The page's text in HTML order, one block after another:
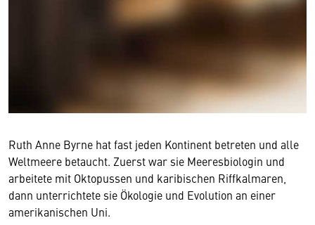
Ruth Anne Byrne hat fast jeden Kontinent betreten und alle
Weltmeere betaucht. Zuerst war sie Meeresbiologin und
arbeitete mit Oktopussen und karibischen Riffkalmaren,
dann unterrichtete sie Ökologie und Evolution an einer
amerikanischen Uni.